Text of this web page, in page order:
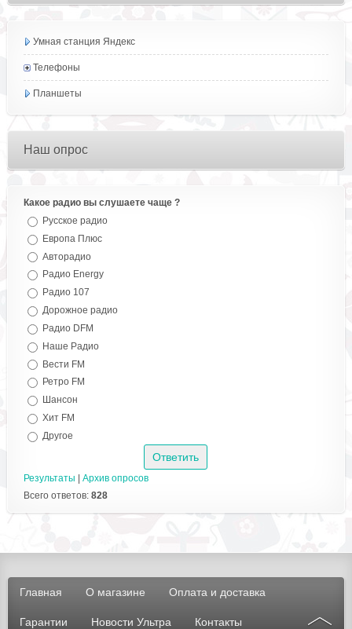
Умная станция Яндекс
Телефоны
Планшеты
Наш опрос
Какое радио вы слушаете чаще ?
Русское радио
Европа Плюс
Авторадио
Радио Energy
Радио 107
Дорожное радио
Радио DFM
Наше Радио
Вести FM
Ретро FM
Шансон
Хит FM
Другое
Результаты | Архив опросов
Всего ответов: 828
Главная О магазине Оплата и доставка
Гарантии Новости Ультра Контакты